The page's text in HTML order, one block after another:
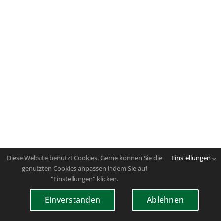
Diese Website benutzt Cookies. Gerne können Sie die
genutzten Cookies anpassen indem Sie auf
"Einstellungen" klicken.
Einstellungen
Einverstanden Ablehnen